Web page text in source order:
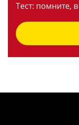
Тест: помните,